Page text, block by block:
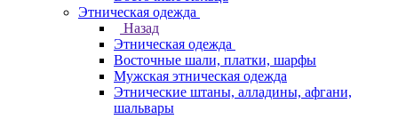
Этническая одежда
Назад
Этническая одежда
Восточные шали, платки, шарфы
Мужская этническая одежда
Этнические штаны, алладины, афгани,
шальвары